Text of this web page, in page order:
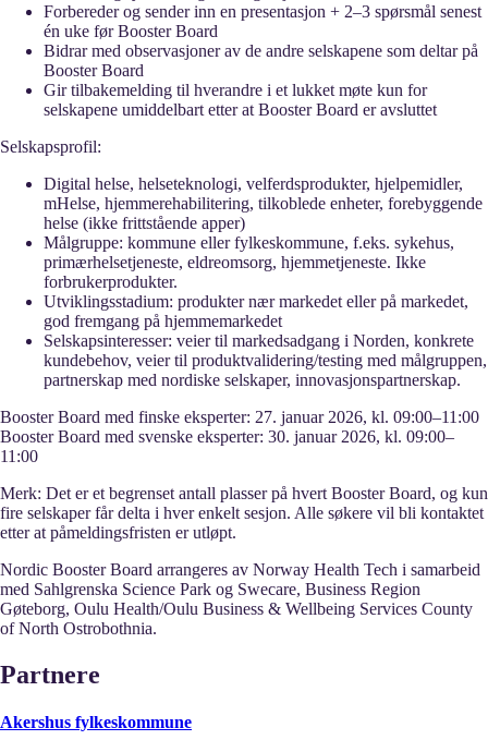
Forbereder og sender inn en presentasjon + 2–3 spørsmål senest
én uke før Booster Board
Bidrar med observasjoner av de andre selskapene som deltar på
Booster Board
Gir tilbakemelding til hverandre i et lukket møte kun for
selskapene umiddelbart etter at Booster Board er avsluttet
Selskapsprofil:
Digital helse, helseteknologi, velferdsprodukter, hjelpemidler,
mHelse, hjemmerehabilitering, tilkoblede enheter, forebyggende
helse (ikke frittstående apper)
Målgruppe: kommune eller fylkeskommune, f.eks. sykehus,
primærhelsetjeneste, eldreomsorg, hjemmetjeneste. Ikke
forbrukerprodukter.
Utviklingsstadium: produkter nær markedet eller på markedet,
god fremgang på hjemmemarkedet
Selskapsinteresser: veier til markedsadgang i Norden, konkrete
kundebehov, veier til produktvalidering/testing med målgruppen,
partnerskap med nordiske selskaper, innovasjonspartnerskap.
Booster Board med finske eksperter: 27. januar 2026, kl. 09:00–11:00
Booster Board med svenske eksperter: 30. januar 2026, kl. 09:00–
11:00
Merk: Det er et begrenset antall plasser på hvert Booster Board, og kun
fire selskaper får delta i hver enkelt sesjon. Alle søkere vil bli kontaktet
etter at påmeldingsfristen er utløpt.
Nordic Booster Board arrangeres av Norway Health Tech i samarbeid
med Sahlgrenska Science Park og Swecare, Business Region
Gøteborg, Oulu Health/Oulu Business & Wellbeing Services County
of North Ostrobothnia.
Partnere
Akershus fylkeskommune